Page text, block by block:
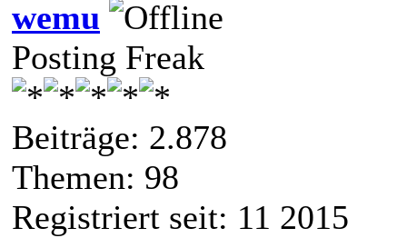
wemu
Posting Freak
Beiträge: 2.878
Themen: 98
Registriert seit: 11 2015